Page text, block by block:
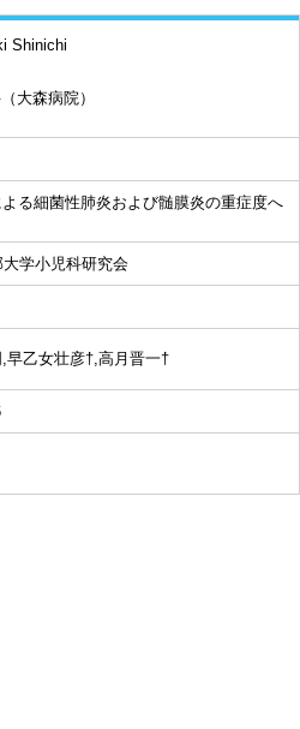
Shinichi
大森病院）
る細菌性肺炎および髄膜炎の重症度へ
学小児科研究会
乙女壮彦†,高月晋一†